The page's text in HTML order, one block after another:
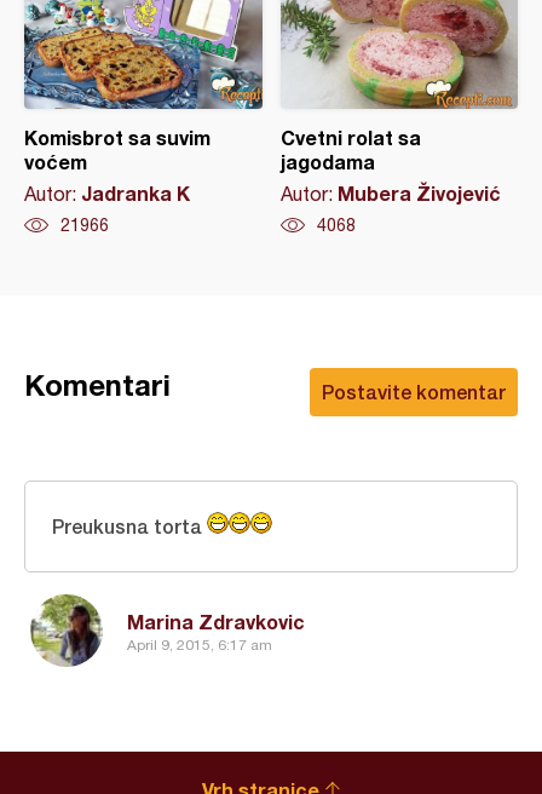
Komisbrot sa suvim
voćem
Autor: Jadranka K
21966
Cvetni rolat sa
jagodama
Autor: Mubera Živojević
4068
Postavite komentar
Komentari
Marina Zdravkovic
April 9, 2015, 6:17 am
Preukusna torta